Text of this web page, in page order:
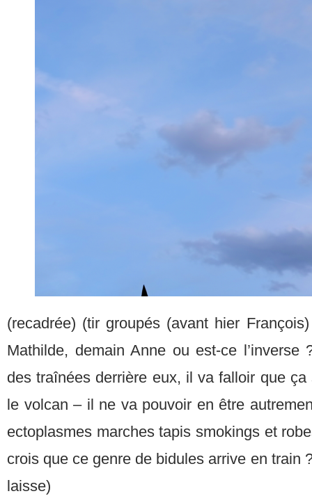
(recadrée) (tir groupés (avant hier
Mathilde, demain Anne ou est-ce
des traînées derrière eux, il va falloir que ça
le volcan – il ne va pouvoir en être
ectoplasmes marches tapis smokings et
crois que ce genre de bidules arrive en train
laisse)